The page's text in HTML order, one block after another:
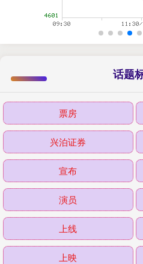
话题
票房
兴泊证券
宣布
演员
上线
上映